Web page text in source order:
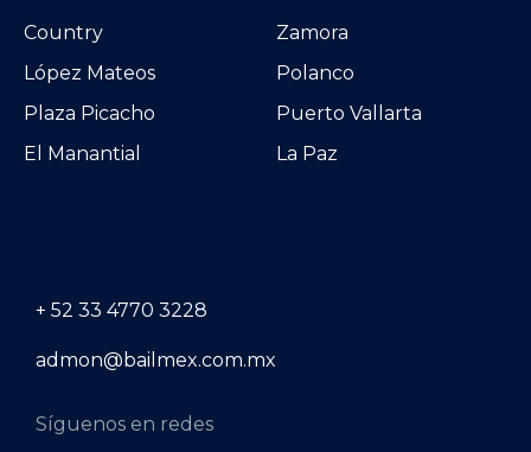
Country
López Mateos
Plaza Picacho
El Manantial
Zamora
Polanco
Puerto Vallarta
La Paz
+ 52 33 4770 3228
admon@bailmex.com.mx
Síguenos en redes